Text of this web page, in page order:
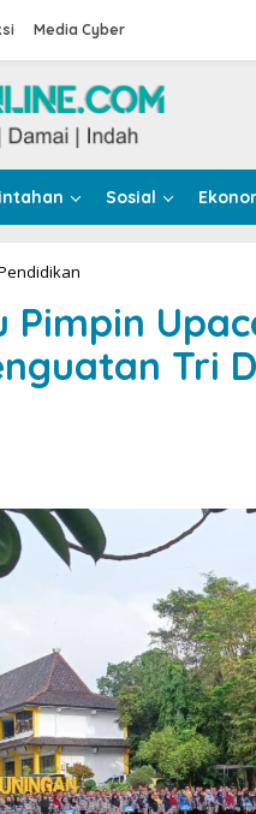
Media Cyber
Sosial
Pimpin
Upacara
HKN
Perdana,
Kolaborasi
Pimpin
Tri